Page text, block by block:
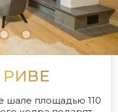
шале площадью 110